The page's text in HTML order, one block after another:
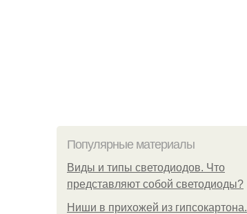
Популярные материалы
Виды и типы светодиодов. Что
представляют собой светодиоды?
Ниши в прихожей из гипсокартона.